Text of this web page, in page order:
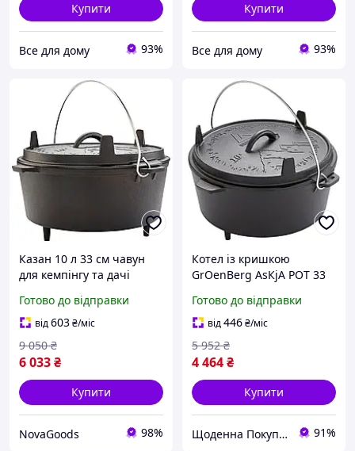
Купити
Все для дому 93%
Купити
Все для дому 93%
Казан 10 л 33 см чавун
для кемпінгу та дачі
0978
Готово до відправки
від603₴/міс
6 033₴
9 050 ₴
Купити
NovaGoods 98%
Котел із кришкою
GrОenВerg АsКjА РОТ 33
Готово до відправки
від446₴/міс
4 464₴
5 952 ₴
Купити
Щоденна Покупка 91%